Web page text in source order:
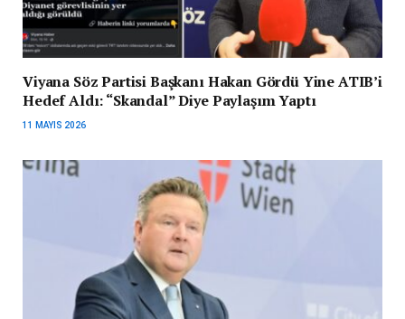
Viyana Söz Partisi Başkanı Hakan Gördü Yine ATIB’i
Hedef Aldı: “Skandal” Diye Paylaşım Yaptı
11 MAYIS 2026